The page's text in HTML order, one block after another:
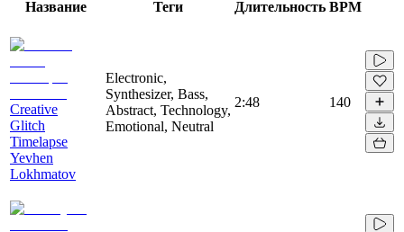
Название Теги Длительность BPM
Creative
Glitch
Timelapse
Yevhen
Lokhmatov
Electronic,
Synthesizer, Bass,
Abstract, Technology,
Emotional, Neutral
2:48 140